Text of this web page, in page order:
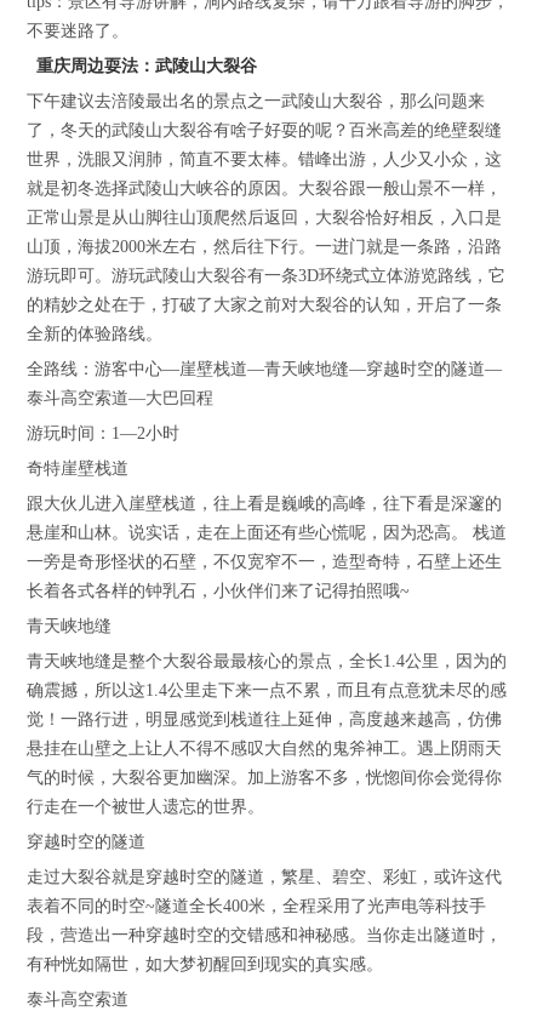
不要迷路了。
重庆周边耍法：武陵山大裂谷
下午建议去涪陵最出名的景点之一武陵山大裂谷，那么问题来
了，冬天的武陵山大裂谷有啥子好耍的呢？百米高差的绝壁裂缝
世界，洗眼又润肺，简直不要太棒。错峰出游，人少又小众，这
就是初冬选择武陵山大峡谷的原因。大裂谷跟一般山景不一样，
正常山景是从山脚往山顶爬然后返回，大裂谷恰好相反，入口是
山顶，海拔2000米左右，然后往下行。一进门就是一条路，沿路
游玩即可。游玩武陵山大裂谷有一条3D环绕式立体游览路线，它
的精妙之处在于，打破了大家之前对大裂谷的认知，开启了一条
全新的体验路线。
全路线：游客中心—崖壁栈道—青天峡地缝—穿越时空的隧道—
泰斗高空索道—大巴回程
游玩时间：1—2小时
奇特崖壁栈道
跟大伙儿进入崖壁栈道，往上看是巍峨的高峰，往下看是深邃的
悬崖和山林。说实话，走在上面还有些心慌呢，因为恐高。 栈道
一旁是奇形怪状的石壁，不仅宽窄不一，造型奇特，石壁上还生
长着各式各样的钟乳石，小伙伴们来了记得拍照哦~
青天峡地缝
青天峡地缝是整个大裂谷最最核心的景点，全长1.4公里，因为的
确震撼，所以这1.4公里走下来一点不累，而且有点意犹未尽的感
觉！一路行进，明显感觉到栈道往上延伸，高度越来越高，仿佛
悬挂在山壁之上让人不得不感叹大自然的鬼斧神工。遇上阴雨天
气的时候，大裂谷更加幽深。加上游客不多，恍惚间你会觉得你
行走在一个被世人遗忘的世界。
穿越时空的隧道
走过大裂谷就是穿越时空的隧道，繁星、碧空、彩虹，或许这代
表着不同的时空~隧道全长400米，全程采用了光声电等科技手
段，营造出一种穿越时空的交错感和神秘感。当你走出隧道时，
有种恍如隔世，如大梦初醒回到现实的真实感。
泰斗高空索道